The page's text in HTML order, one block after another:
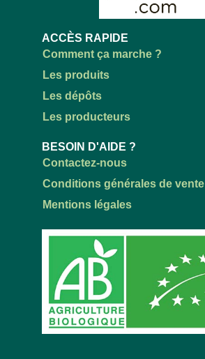
ACCÈS RAPIDE
Comment ça marche ?
Les produits
Les dépôts
Les producteurs
BESOIN D'AIDE ?
Contactez-nous
Conditions générales de vente
Mentions légales